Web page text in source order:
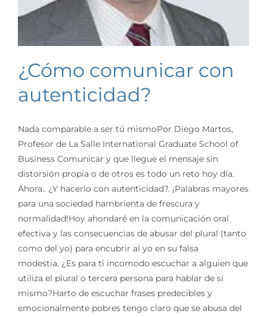
¿Cómo comunicar con
autenticidad?
Nada comparable a ser tú mismoPor Diego Martos,
Profesor de La Salle International Graduate School of
Business Comunicar y que llegue el mensaje sin
distorsión propia o de otros es todo un reto hoy día.
Ahora.. ¿Y hacerlo con autenticidad?. ¡Palabras mayores
para una sociedad hambrienta de frescura y
normalidad!Hoy ahondaré en la comunicación oral
efectiva y las consecuencias de abusar del plural (tanto
como del yo) para encubrir al yo en su falsa
modestia. ¿Es para ti incomodo escuchar a alguien que
utiliza el plural o tercera persona para hablar de sí
mismo?Harto de escuchar frases predecibles y
emocionalmente pobres tengo claro que se abusa del